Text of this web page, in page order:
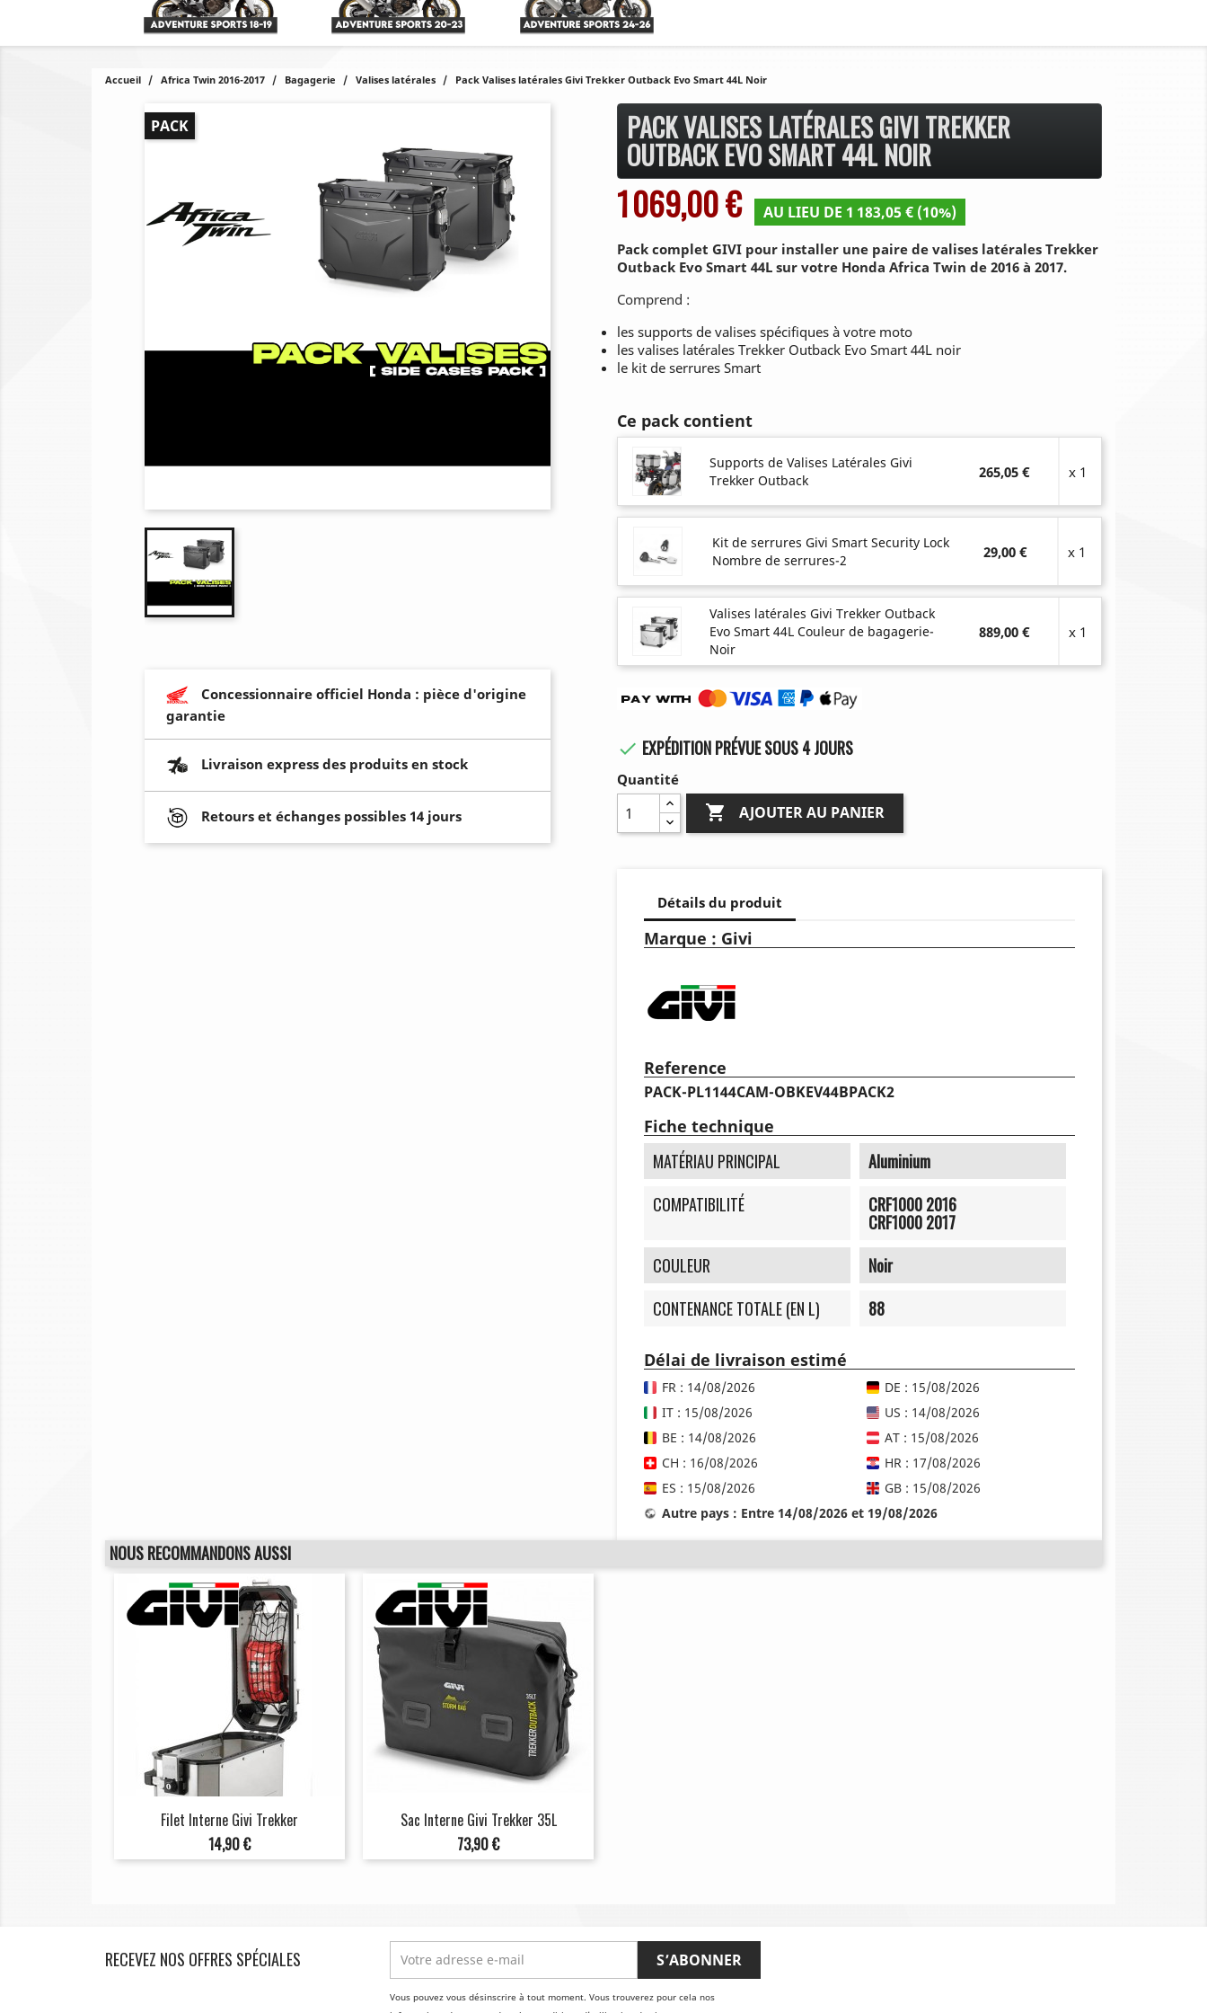
Accueil Africa Twin 2016-2017 Bagagerie Valises latérales Pack Valises latérales Givi Trekker Outback Evo Smart 44L Noir
PACK
Concessionnaire officiel Honda : pièce d'origine
garantie
Livraison express des produits en stock
Retours et échanges possibles 14 jours
PACK VALISES LATÉRALES GIVI TREKKER
OUTBACK EVO SMART 44L NOIR
1 069,00 € AU LIEU DE 1 183,05 € (10%)
Pack complet GIVI pour installer une paire de valises latérales Trekker
Outback Evo Smart 44L sur votre Honda Africa Twin de 2016 à 2017.
Comprend :
les supports de valises spécifiques à votre moto
les valises latérales Trekker Outback Evo Smart 44L noir
le kit de serrures Smart
Ce pack contient
Supports de Valises Latérales Givi
Trekker Outback
265,05 € x 1
Kit de serrures Givi Smart Security Lock
Nombre de serrures-2
29,00 € x 1
Valises latérales Givi Trekker Outback
Evo Smart 44L Couleur de bagagerie-
Noir
889,00 € x 1
 EXPÉDITION PRÉVUE SOUS 4 JOURS
Quantité
 AJOUTER AU PANIER
Détails du produit
Marque : Givi
Reference
PACK-PL1144CAM-OBKEV44BPACK2
Fiche technique
MATÉRIAU PRINCIPAL
Aluminium
COMPATIBILITÉ
CRF1000 2016
CRF1000 2017
COULEUR
Noir
CONTENANCE TOTALE (EN L)
88
Délai de livraison estimé
FR : 14/08/2026
DE : 15/08/2026
IT : 15/08/2026
US : 14/08/2026
BE : 14/08/2026
AT : 15/08/2026
CH : 16/08/2026
HR : 17/08/2026
ES : 15/08/2026
GB : 15/08/2026
Autre pays : Entre 14/08/2026 et 19/08/2026
NOUS RECOMMANDONS AUSSI
Filet Interne Givi Trekker
Prix
14,90 €
Sac Interne Givi Trekker 35L
Prix
73,90 €
RECEVEZ NOS OFFRES SPÉCIALES
Vous pouvez vous désinscrire à tout moment. Vous trouverez pour cela nos